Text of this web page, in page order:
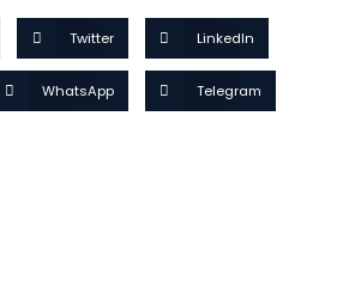
Twitter LinkedIn
WhatsApp Telegram